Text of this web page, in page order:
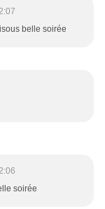
belle soirée
soirée